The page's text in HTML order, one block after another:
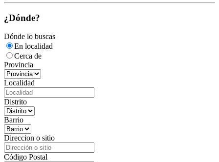
¿Dónde?
Dónde lo buscas
En localidad
Cerca de
Provincia
Localidad
Distrito
Barrio
Direccion o sitio
Código Postal